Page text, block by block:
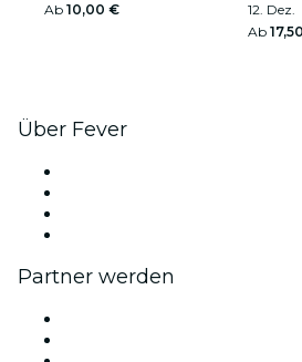
Ab 10,00 €
12. Dez.
Ab
Über Fever
Partner werden